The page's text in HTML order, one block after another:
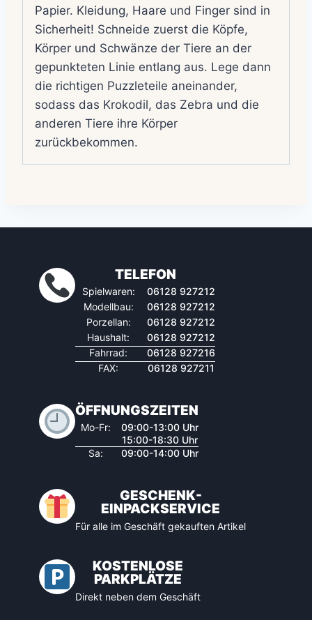
Papier. Kleidung, Haare und Finger sind in
Sicherheit! Schneide zuerst die Köpfe,
Körper und Schwänze der Tiere an der
gepunkteten Linie entlang aus. Lege dann
die richtigen Puzzleteile aneinander,
sodass das Krokodil, das Zebra und die
anderen Tiere ihre Körper
zurückbekommen.
TELEFON
Spielwaren:
06128 927212
Modellbau:
06128 927212
Porzellan:
06128 927212
Haushalt:
06128 927212
Fahrrad:
06128 927216
FAX:
06128 927211
ÖFFNUNGSZEITEN
Mo-Fr:
09:00-13:00 Uhr
15:00-18:30 Uhr
Sa:
09:00-14:00 Uhr
GESCHENK-
EINPACKSERVICE
Für alle im Geschäft gekauften Artikel
KOSTENLOSE
PARKPLÄTZE
Direkt neben dem Geschäft